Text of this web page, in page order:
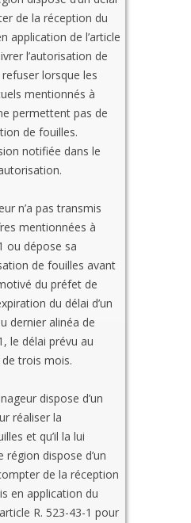
de la réception du
application de l’article
l’autorisation de
lorsque les
mentionnés à
permettent pas de
de fouilles.
notifiée dans le
n’a pas transmis
mentionnées à
ou dépose sa
de fouilles avant
du préfet de
du délai d’un
dernier alinéa de
le délai prévu au
trois mois.
dispose d’un
réaliser la
et qu’il la lui
dispose d’un
de la réception
en application du
R. 523-43-1 pour